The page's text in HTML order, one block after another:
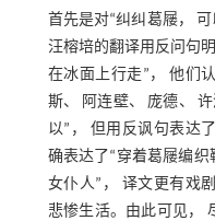
首先是对“纠纠葛屦，
汪榕培的翻译用反问句
在冰面上行走”， 他们
斯、 阿连壁、 庞德、 许
以”， 但用反讽句表达
确表达了“穿着葛屦编
女仆人”， 译文更有戏
悲惨生活。由此可见，